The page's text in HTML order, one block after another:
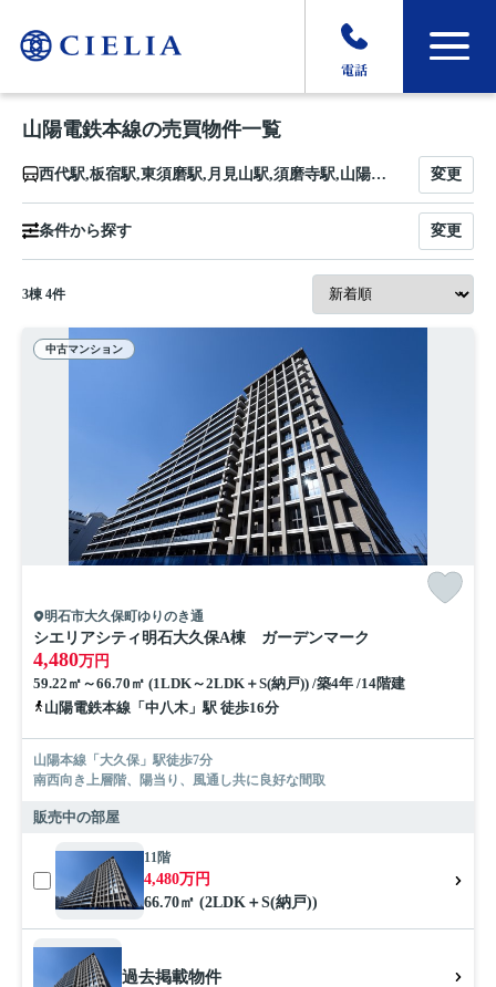
電話
山陽電鉄本線の売買物件一覧
西代駅,板宿駅,東須磨駅,月見山駅,須磨寺駅,山陽須磨駅,須磨浦公園駅,山陽塩屋駅,滝の茶屋駅,東垂水駅,山陽垂水駅,霞ヶ丘駅,舞子公園駅,西舞子駅,大蔵谷駅,人丸前駅,明石駅,西新町駅,林崎松江海岸駅,藤江駅,中八木駅,江井ヶ島駅,西江井ヶ島駅,山陽魚住駅,東二見駅,西二見駅,播磨町駅,別府駅,浜の宮駅,尾上の松駅,高砂駅,荒井駅,伊保駅,山陽曽根駅,大塩駅,的形駅,八家駅,白浜の宮駅,妻鹿駅,飾磨駅,亀山駅,手柄駅,姫路駅 変更
条件から探す 変更
3棟 4件
中古マンション
明石市大久保町ゆりのき通
シエリアシティ明石大久保A棟 ガーデンマーク
4,480万円
59.22㎡～66.70㎡ (1LDK～2LDK＋S(納戸)) /築4年 /14階建
山陽電鉄本線「中八木」駅 徒歩16分
山陽本線「大久保」駅徒歩7分
南西向き上層階、陽当り、風通し共に良好な間取
販売中の部屋
11階
4,480万円
66.70㎡ (2LDK＋S(納戸))
過去掲載物件